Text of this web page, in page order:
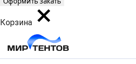
Корзина